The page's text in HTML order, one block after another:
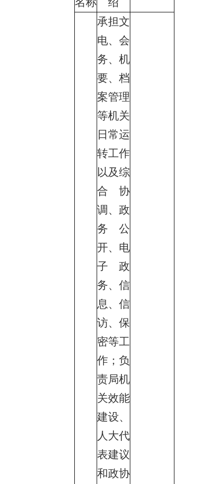
名称
绍
承担文
电、会
务、机
要、档
案管理
等机关
日常运
转工作
以及综
合协
调、政
务公
开、电
子政
务、信
息、信
访、保
密等工
作；负
责局机
关效能
建设、
人大代
表建议
和政协